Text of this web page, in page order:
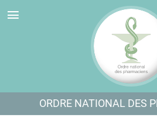
Aller au menu
Aller au contenu
Aller en bas de page
ORDRE NATIONAL DES
Panneau de gestion des cookies